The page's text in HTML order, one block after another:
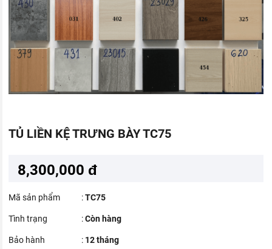
TỦ LIỀN KỆ TRƯNG BÀY TC75
8,300,000 đ
Mã sản phẩm :TC75
Tình trạng :Còn hàng
Bảo hành : 12 tháng